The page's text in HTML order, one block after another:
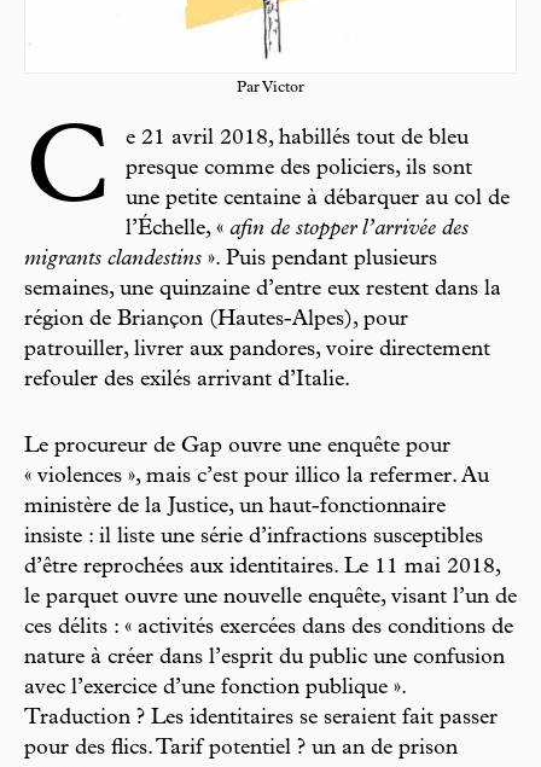
Par Victor
C
e 21 avril 2018, habillés tout de bleu
presque comme des policiers, ils sont
une petite centaine à débarquer au col de
l’Échelle, « afin de stopper l’arrivée des
migrants clandestins ». Puis pendant plusieurs
semaines, une quinzaine d’entre eux restent dans la
région de Briançon (Hautes-Alpes), pour
patrouiller, livrer aux pandores, voire directement
refouler des exilés arrivant d’Italie.
Le procureur de Gap ouvre une enquête pour
« violences », mais c’est pour illico la refermer. Au
ministère de la Justice, un haut-fonctionnaire
insiste : il liste une série d’infractions susceptibles
d’être reprochées aux identitaires. Le 11 mai 2018,
le parquet ouvre une nouvelle enquête, visant l’un de
ces délits : « activités exercées dans des conditions de
nature à créer dans l’esprit du public une confusion
avec l’exercice d’une fonction publique ».
Traduction ? Les identitaires se seraient fait passer
pour des flics. Tarif potentiel ? un an de prison